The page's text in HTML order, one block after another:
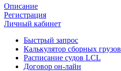
Описание
Регистрация
Личный кабинет
Быстрый запрос
Калькулятор сборных грузов
Расписание судов LCL
Договор он-лайн